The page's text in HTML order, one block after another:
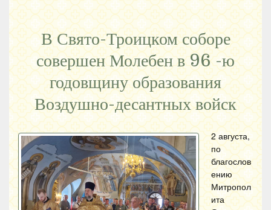
В Свято-Троицком соборе
совершен Молебен в 96 -ю
годовщину образования
Воздушно-десантных войск
2 августа,
по
благослов
ению
Митропол
ита